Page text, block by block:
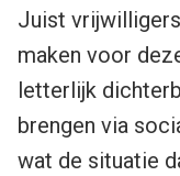
Juist
maken voor
letterlijk
brengen via
wat de situatie